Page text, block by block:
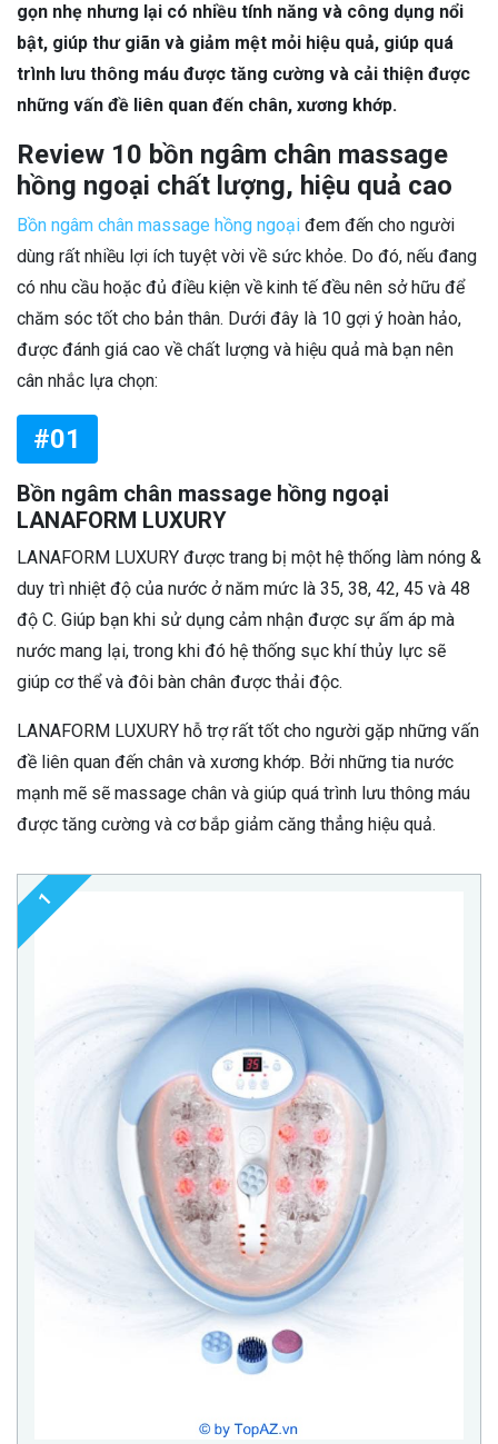
gọn nhẹ nhưng lại có nhiều tính năng và công dụng nổi
bật, giúp thư giãn và giảm mệt mỏi hiệu quả, giúp quá
trình lưu thông máu được tăng cường và cải thiện được
những vấn đề liên quan đến chân, xương khớp.
Review 10 bồn ngâm chân massage
hồng ngoại chất lượng, hiệu quả cao
Bồn ngâm chân massage hồng ngoại đem đến cho người
dùng rất nhiều lợi ích tuyệt vời về sức khỏe. Do đó, nếu đang
có nhu cầu hoặc đủ điều kiện về kinh tế đều nên sở hữu để
chăm sóc tốt cho bản thân. Dưới đây là 10 gợi ý hoàn hảo,
được đánh giá cao về chất lượng và hiệu quả mà bạn nên
cân nhắc lựa chọn:
#01
Bồn ngâm chân massage hồng ngoại
LANAFORM LUXURY
LANAFORM LUXURY được trang bị một hệ thống làm nóng &
duy trì nhiệt độ của nước ở năm mức là 35, 38, 42, 45 và 48
độ C. Giúp bạn khi sử dụng cảm nhận được sự ấm áp mà
nước mang lại, trong khi đó hệ thống sục khí thủy lực sẽ
giúp cơ thể và đôi bàn chân được thải độc.
LANAFORM LUXURY hỗ trợ rất tốt cho người gặp những vấn
đề liên quan đến chân và xương khớp. Bởi những tia nước
mạnh mẽ sẽ massage chân và giúp quá trình lưu thông máu
được tăng cường và cơ bắp giảm căng thẳng hiệu quả.
1